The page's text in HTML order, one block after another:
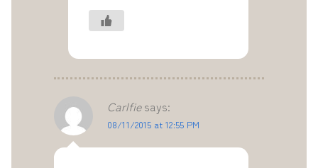
Carlfie says:
08/11/2015 at 12:55 PM